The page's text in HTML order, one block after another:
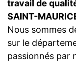
travail de
SAINT-
Nous sommes
sur le
passionnés par